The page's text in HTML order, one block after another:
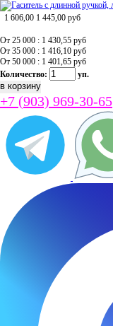
1 606,00 1 445,00 руб
От 25 000 : 1 430,55 руб
От 35 000 : 1 416,10 руб
От 50 000 : 1 401,65 руб
Количество:
уп.
+7 (903) 969-30-65